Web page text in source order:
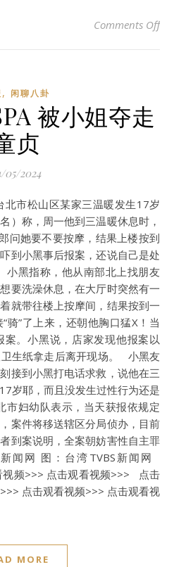
Comments Offon
, 闲聊八卦
被小姐夺走
贞
05/2024
）称，周一他到三温暖休息时，
问她要不要按摩，结果上楼按到
到小黑事后报案，还说自己是处
小黑指称，他从南部北上找朋友
要洗澡休息，在大厅时突然有一
就带往楼上按摩间，结果按到一
骑”了上来，还朝他胸口猛X！当
。小黑说，店家发现他报案以
生纸拿走后离开现场。 小黑友
接到小黑打电话求救，说他在三
岁耶，而且没发生过性行为还是
市妇幼队表示，当天获报依规定
案件将移送辖区分局侦办，目前
到案说明，全案朝妨害性自主罪
闻网 图：台湾TVBS新闻网
点击观看视频>>> 点击
点击观看视频>>> 点击观看视
MORE